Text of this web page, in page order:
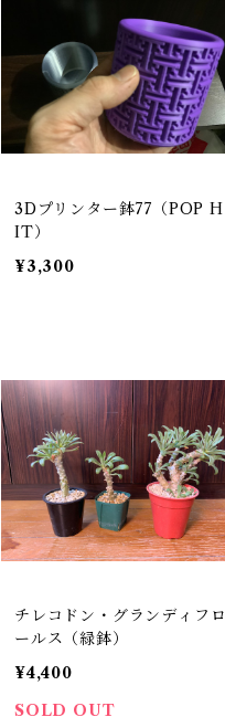
3Dプリンター鉢77（POP H
IT）
¥3,300
チレコドン・グランディフロ
ールス（緑鉢）
¥4,400
SOLD OUT